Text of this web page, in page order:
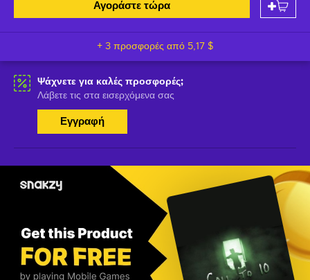
Αγοράστε τώρα
+ 3 προσφορές από 5,17 $
Ψάχνετε για καλές προσφορές;
Λάβετε τις στα εισερχόμενα σας
Εγγραφή